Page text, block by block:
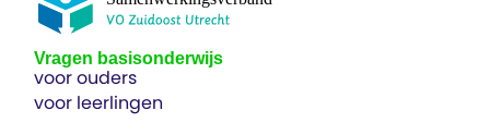
Vragen basisonderwijs
voor ouders
voor leerlingen